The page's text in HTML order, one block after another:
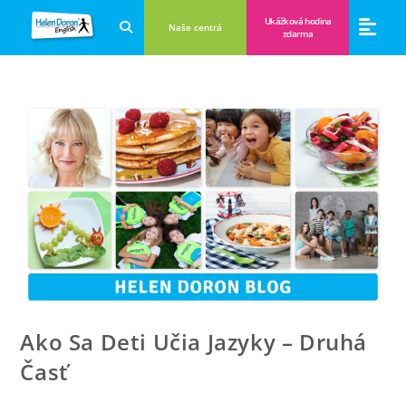
Naše centrá
Ukážková hodina
zdarma
Ako Sa Deti Učia Jazyky – Druhá
Časť